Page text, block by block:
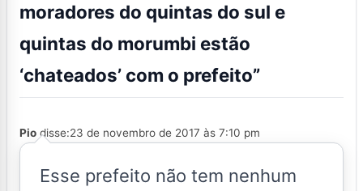
moradores do quintas do sul e
quintas do morumbi estão
‘chateados’ com o prefeito”
Pio disse:23 de novembro de 2017 às 7:10 pm
Esse prefeito não tem nenhum